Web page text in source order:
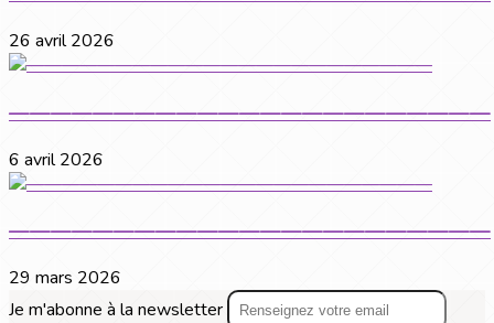
26 avril 2026
———————————————————————
6 avril 2026
———————————————————————
29 mars 2026
Je m'abonne à la newsletter